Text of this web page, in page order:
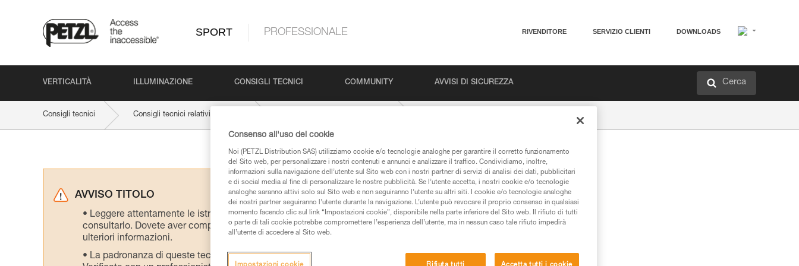
SPORT PROFESSIONALE RIVENDITORE SERVIZIO CLIENTI DOWNLOADS
VERTICALITÀ ILLUMINAZIONE CONSIGLI TECNICI COMMUNITY AVVISI DI SICUREZZA Cerca
Consigli tecnici Consigli tecnici relativi all'attività
AVVISO TITOLO
Leggere attentamente le istruzioni tecniche dei prodotti utilizzati in questo consiglio prima di
consultarlo. Dovete aver compreso le informazioni dell’istruzione tecnica per poter capire queste
ulteriori informazioni.
La padronanza di queste tecniche richiede una formazione ed un addestramento specifico.
Consenso all'uso dei cookie
Noi (PETZL Distribution SAS) utilizziamo cookie e/o tecnologie analoghe per garantire il corretto funzionamento
del Sito web, per personalizzare i nostri contenuti e annunci e analizzare il traffico. Condividiamo, inoltre,
informazioni sulla navigazione dell’utente sul Sito web con i nostri partner di servizi di analisi dei dati, pubblicitari
e di social media al fine di personalizzare le nostre pubblicità. Se l’utente accetta, i nostri cookie e/o tecnologie
analoghe saranno attivi solo sul Sito web e non seguiranno l’utente su altri siti. I cookie e/o tecnologie analoghe
dei nostri partner seguiranno l’utente durante la navigazione. L’utente può revocare il proprio consenso in qualsiasi
momento facendo clic sul link “Impostazioni cookie”, disponibile nella parte inferiore del Sito web. Il rifiuto di tutti
o parte di tali cookie potrebbe compromettere l’esperienza dell’utente, ma in nessun caso tale rifiuto impedirà
all’utente di accedere al Sito web.